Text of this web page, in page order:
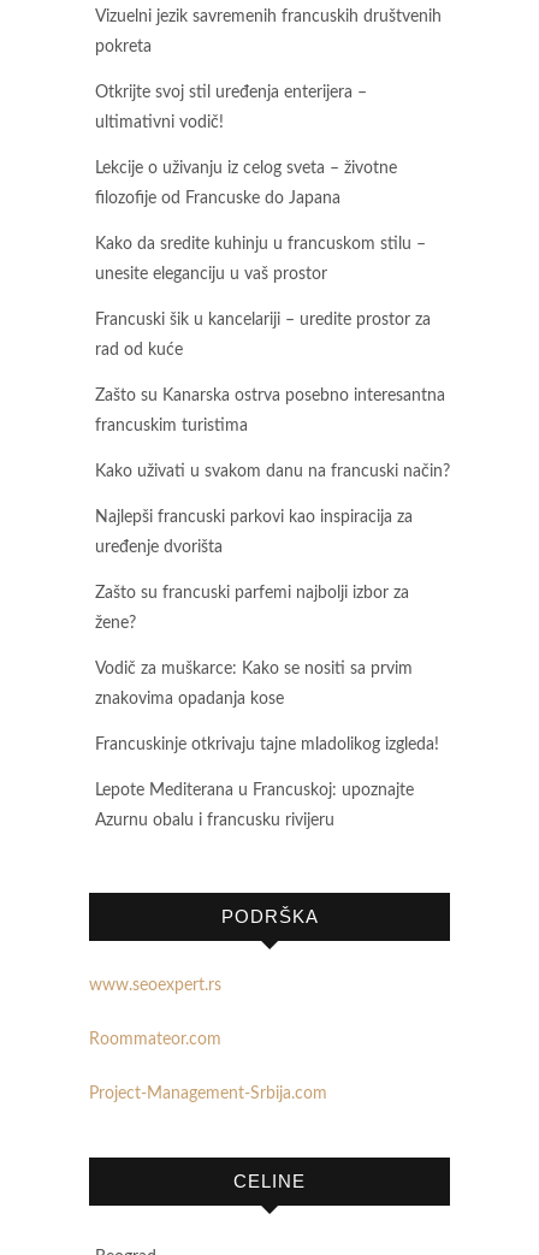
Vizuelni jezik savremenih francuskih društvenih
pokreta
Otkrijte svoj stil uređenja enterijera –
ultimativni vodič!
Lekcije o uživanju iz celog sveta – životne
filozofije od Francuske do Japana
Kako da sredite kuhinju u francuskom stilu –
unesite eleganciju u vaš prostor
Francuski šik u kancelariji – uredite prostor za
rad od kuće
Zašto su Kanarska ostrva posebno interesantna
francuskim turistima
Kako uživati u svakom danu na francuski način?
Najlepši francuski parkovi kao inspiracija za
uređenje dvorišta
Zašto su francuski parfemi najbolji izbor za
žene?
Vodič za muškarce: Kako se nositi sa prvim
znakovima opadanja kose
Francuskinje otkrivaju tajne mladolikog izgleda!
Lepote Mediterana u Francuskoj: upoznajte
Azurnu obalu i francusku rivijeru
PODRŠKA
www.seoexpert.rs
Roommateor.com
Project-Management-Srbija.com
CELINE